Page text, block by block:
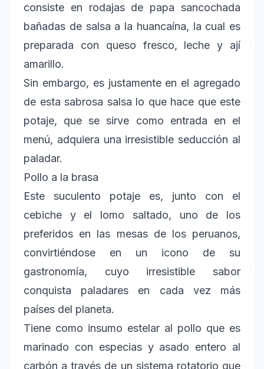
consiste en rodajas de papa sancochada
bañadas de salsa a la huancaína, la cual es
preparada con queso fresco, leche y ají
amarillo.
Sin embargo, es justamente en el agregado
de esta sabrosa salsa lo que hace que este
potaje, que se sirve como entrada en el
menú, adquiera una irresistible seducción al
paladar.
Pollo a la brasa
Este suculento potaje es, junto con el
cebiche y el lomo saltado, uno de los
preferidos en las mesas de los peruanos,
convirtiéndose en un icono de su
gastronomía, cuyo irresistible sabor
conquista paladares en cada vez más
países del planeta.
Tiene como insumo estelar al pollo que es
marinado con especias y asado entero al
carbón a través de un sistema rotatorio que